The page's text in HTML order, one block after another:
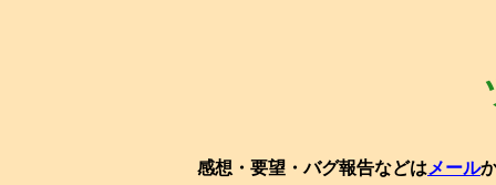
感想・要望・バグ報告などは メール